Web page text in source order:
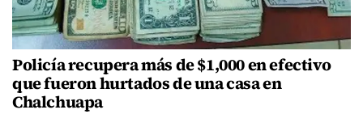
Policía recupera más de $1,000 en efectivo
que fueron hurtados de una casa en
Chalchuapa